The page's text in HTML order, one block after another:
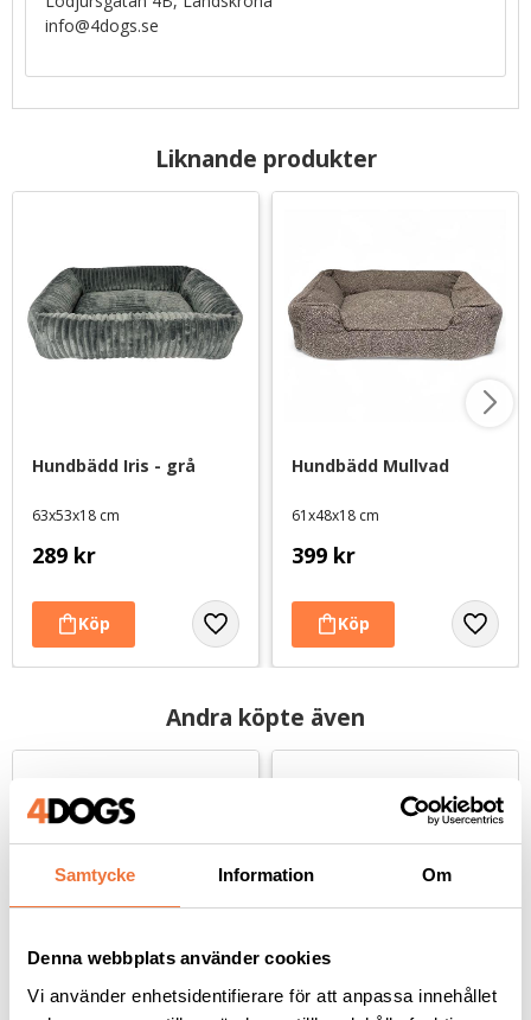
Samtycke Information Om
Denna webbplats använder cookies
Vi använder enhetsidentifierare för att anpassa innehållet
info@4dogs.se
Liknande produkter
Hundbädd Iris - grå
63x53x18 cm
289 kr
Hundbädd Mullvad
61x48x18 cm
399 kr
Andra köpte även